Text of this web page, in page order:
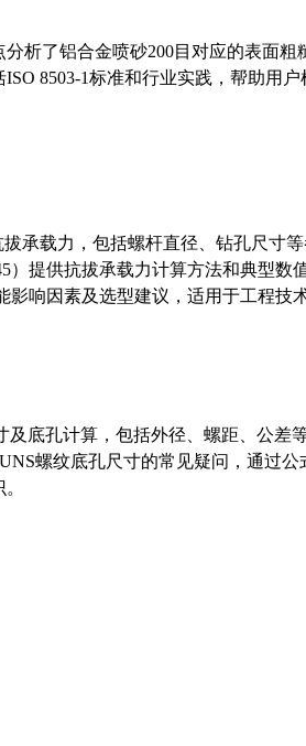
析了铝合金喷砂200目对应的表面粗
8503-1标准和行业实践，帮助用
承载力，包括螺杆直径、钻孔尺寸
）提供抗拔承载力计算方法和典型数
响因素及选型建议，适用于工程技
及底孔计算，包括外径、螺距、公差
螺纹底孔尺寸的常见疑问，通过